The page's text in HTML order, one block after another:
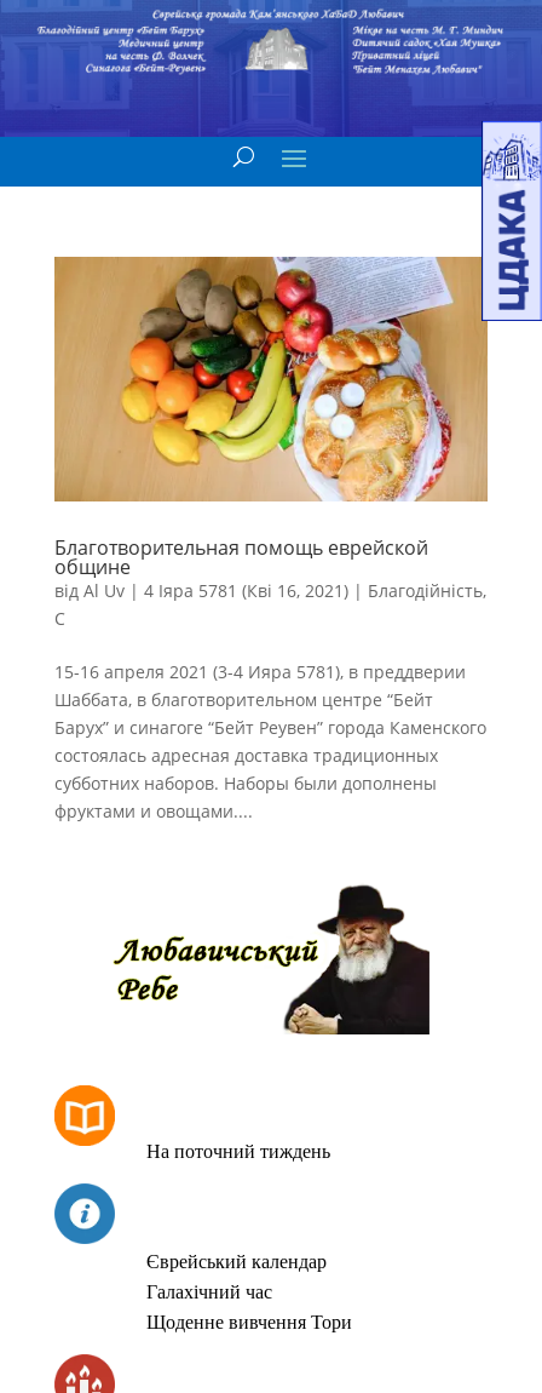
Благотворительная помощь еврейской
общине
від Al Uv| 4 Іяра 5781 (Кві 16, 2021)| Благодійність,
С
15-16 апреля 2021 (3-4 Ияра 5781), в преддверии
Шаббата, в благотворительном центре “Бейт
Барух” и синагоге “Бейт Реувен” города Каменского
состоялась адресная доставка традиционных
субботних наборов. Наборы были дополнены
фруктами и овощами....
На поточний тиждень
Єврейський календар
Галахічний час
Щоденне вивчення Тори